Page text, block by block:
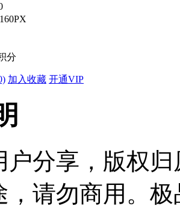
分
加入收藏 开通VIP
户分享，版权
，请勿商用。